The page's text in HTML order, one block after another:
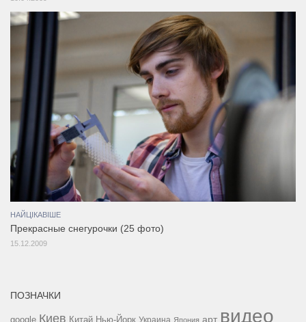
НАЙЦІКАВІШЕ
Прекрасные снегурочки (25 фото)
15.12.2009
ПОЗНАЧКИ
google Киев Китай Нью-Йорк Украина Япония арт видео